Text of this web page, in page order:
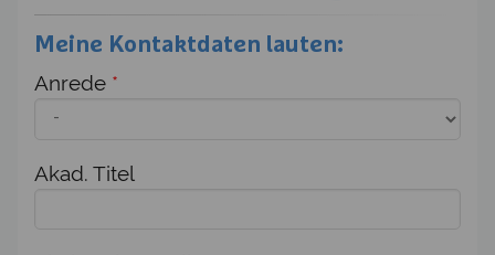
Meine Kontaktdaten lauten:
Anrede *
Akad. Titel